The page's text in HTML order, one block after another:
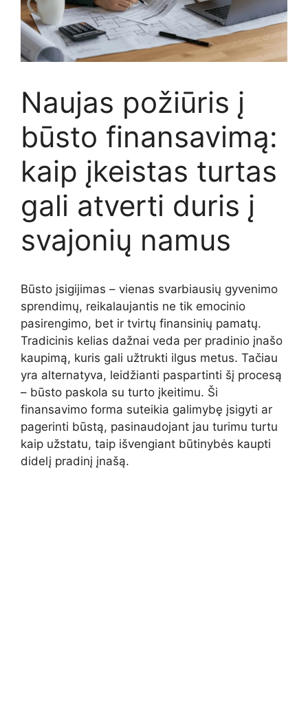
Naujas požiūris į
būsto finansavimą:
kaip įkeistas turtas
gali atverti duris į
svajonių namus
Būsto įsigijimas – vienas svarbiausių gyvenimo
sprendimų, reikalaujantis ne tik emocinio
pasirengimo, bet ir tvirtų finansinių pamatų.
Tradicinis kelias dažnai veda per pradinio įnašo
kaupimą, kuris gali užtrukti ilgus metus. Tačiau
yra alternatyva, leidžianti paspartinti šį procesą
– būsto paskola su turto įkeitimu. Ši
finansavimo forma suteikia galimybę įsigyti ar
pagerinti būstą, pasinaudojant jau turimu turtu
kaip užstatu, taip išvengiant būtinybės kaupti
didelį pradinį įnašą.